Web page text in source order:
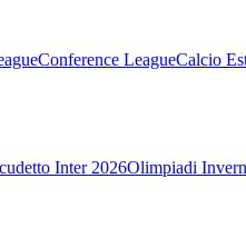
Conference LeagueCalcio
Inter 2026Olimpiadi